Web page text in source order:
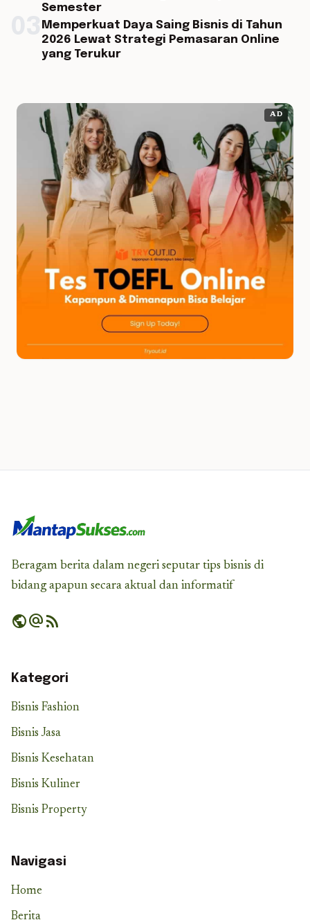
Semester
Memperkuat Daya Saing Bisnis di Tahun
2026 Lewat Strategi Pemasaran Online
yang Terukur
AD
Beragam berita dalam negeri seputar tips bisnis di
bidang apapun secara aktual dan informatif
publicalternate_emailrss_feed
Kategori
Bisnis Fashion
Bisnis Jasa
Bisnis Kesehatan
Bisnis Kuliner
Bisnis Property
Navigasi
Home
Berita